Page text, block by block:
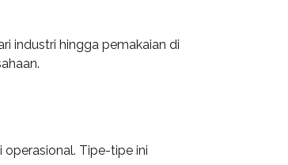
industri hingga pemakaian di
Tipe-tipe ini